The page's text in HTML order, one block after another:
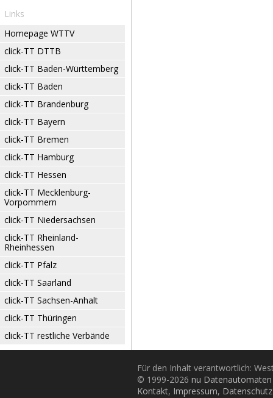
Links
Homepage WTTV
click-TT DTTB
click-TT Baden-Württemberg
click-TT Baden
click-TT Brandenburg
click-TT Bayern
click-TT Bremen
click-TT Hamburg
click-TT Hessen
click-TT Mecklenburg-
Vorpommern
click-TT Niedersachsen
click-TT Rheinland-
Rheinhessen
click-TT Pfalz
click-TT Saarland
click-TT Sachsen-Anhalt
click-TT Thüringen
click-TT restliche Verbände
Für den Inhalt verantwortlich:
© 1999-2026 nu
Kontakt, Impressum, Datenschutz